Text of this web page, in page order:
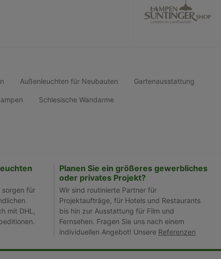
Außenleuchten für Neubauten Gartenausstattung
Schlesische Wandarme
sorgen für
mit DHL,
Planen Sie ein größeres gewerbliches
oder privates Projekt?
Wir sind routinierte Partner für
Projektaufträge, für Hotels und Restaurants
bis hin zur Ausstattung für Film und
Fernsehen. Fragen Sie uns nach einem
individuellen Angebot! Unsere Referenzen